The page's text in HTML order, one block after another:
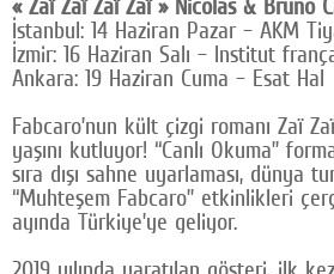
« Zaï Zaï Zaï Zaï » Nicolas & Bruno
İstanbul: 14 Haziran Pazar – AKM
İzmir: 16 Haziran Salı – Institut
Ankara: 19 Haziran Cuma – Esat Hal
Fabcaro’nun kült çizgi romanı Zaï
yaşını kutluyor! “Canlı Okuma”
sıra dışı sahne uyarlaması, dünya
“Muhteşem Fabcaro” etkinlikleri
ayında Türkiye’ye geliyor.